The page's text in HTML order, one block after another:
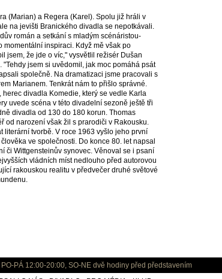
(Marian) a Regera (Karel). Spolu již hráli v
na jevišti Branického divadla se nepotkávali.
román a setkání s mladým scénáristou-
inspiraci. Když mě však po
jsem, že jde o víc," vysvětlil režisér Dušan
jsem si uvědomil, jak moc pomáhá psát
společně. Na dramatizaci jsme pracovali s
Marianem. Tenkrát nám to přišlo správné.
divadla Komedie, který se vedle Karla
uvede scéna v této divadelní sezoně ještě tři
divadla od 130 do 180 korun. Thomas
od narození však žil s prarodiči v Rakousku.
literární tvorbě. V roce 1963 vyšlo jeho první
ve společnosti. Do konce 80. let napsal
či Wittgensteinův synovec. Věnoval se i psaní
vládních míst nedlouho před autorovou
rakouskou realitu v předvečer druhé světové
PÁ 12:00-20:00, SO-NE dvě hodiny před představením